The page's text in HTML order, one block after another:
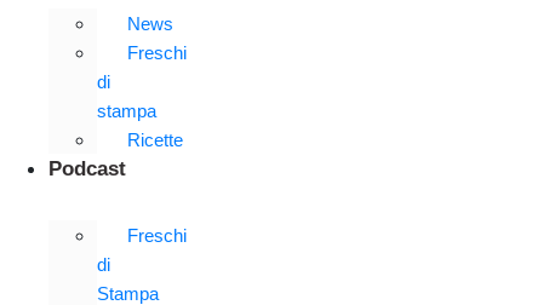
News
Freschi
di
stampa
Ricette
Podcast
Freschi
di
Stampa